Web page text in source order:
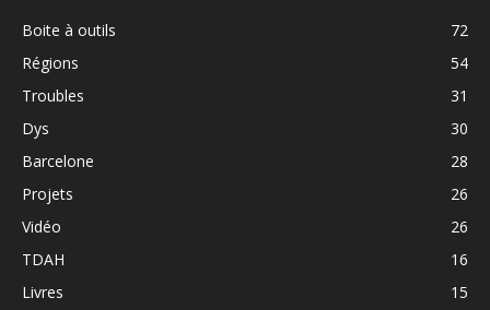
Boite à outils
72
Régions
54
Troubles
31
Dys
30
Barcelone
28
Projets
26
Vidéo
26
TDAH
16
Livres
15